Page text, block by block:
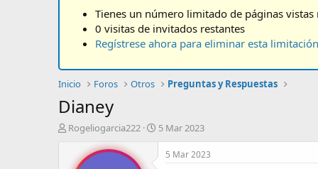
Tienes un número limitado de páginas vistas
0 visitas de invitados restantes
Regístrese ahora para eliminar esta limitación
Inicio Foros Otros Preguntas y Respuestas
Dianey
A
o
Rogeliogarcia222
F
e
5 Mar 2023
5 Mar 2023